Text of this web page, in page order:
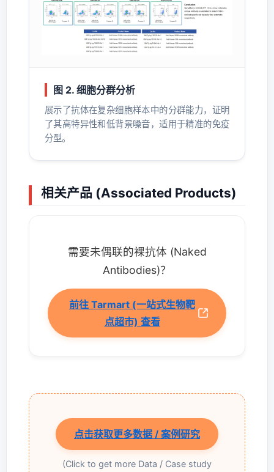
图 2. 细胞分群分析
展示了抗体在复杂细胞样本中的分群能力，证明
了其高特异性和低背景噪音，适用于精准的免疫
分型。
相关产品 (Associated Products)
需要未偶联的裸抗体 (Naked
Antibodies)？
前往 Tarmart (一站式生物靶
点超市) 查看
点击获取更多数据 / 案例研究
(Click to get more Data / Case study